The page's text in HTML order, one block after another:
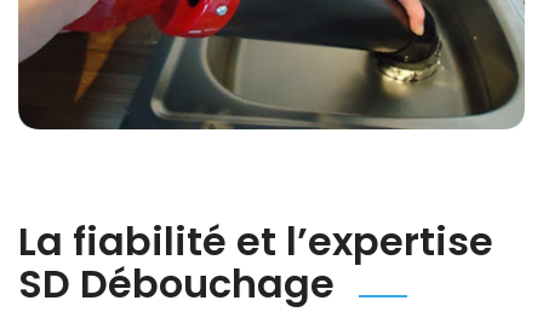
La fiabilité et l’expertise
SD Débouchage